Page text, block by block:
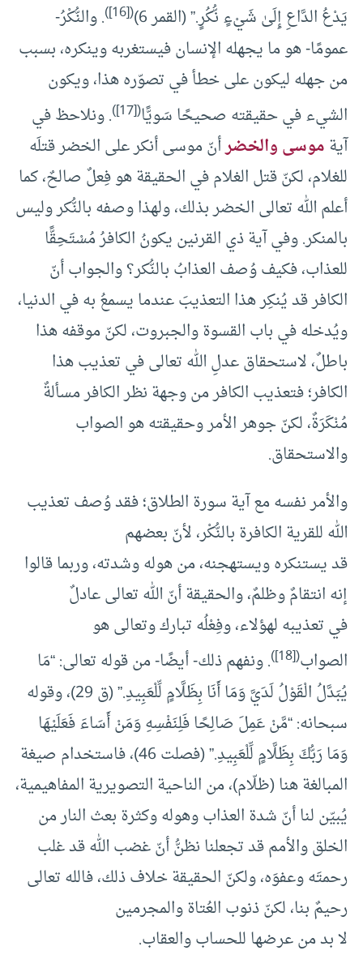
يَدْعُ الدَّاعِ إِلَىٰ شَيْءٍ نُّكُرٍ.” (القمر 6)
(
[16]
). والنُّكْرُ-
عمومًا- هو ما يجهله الإنسان فيستغربه وينكره، بسبب
من جهله ليكون على خطأ في تصوّره هذا، ويكون
الشيء في حقيقته صحيحًا سَويًّا(
[17]
). ونلاحظ في
آيةموسى والخضرأنّ موسى أنكر على الخضر قتلَه
للغلام، لكنّ قتل الغلام في الحقيقة هو فِعلٌ صالحٌ، كما
أعلم الله تعالى الخضر بذلك، ولهذا وصفه بالنُّكر وليس
بالمنكر. وفي آية ذي القرنين يكونُ الكافرُ مُسْتَحِقًّا
للعذاب، فكيف وُصف العذابُ بالنُّكر؟ والجواب أنّ
الكافر قد يُنكِر هذا التعذيبَ عندما يسمعُ به في الدنيا،
ويُدخله في باب القسوة والجبروت، لكنّ موقفه هذا
باطلٌ، لاستحقاق عدلِ الله تعالى في تعذيب هذا
الكافر؛ فتعذيب الكافر من وجهة نظر الكافر مسألةٌ
مُنْكَرَةٌ، لكنّ جوهر الأمر وحقيقته هو الصواب
والاستحقاق.
والأمر نفسه مع آية سورة الطلاق؛ فقد وُصف تعذيب
الله للقرية الكافرة بالنُّكْر، لأنّ بعضهم
قد يستنكره ويستهجنه، من هوله وشدته، وربما قالوا
إنه انتقامٌ وظلمٌ، والحقيقة أنّ الله تعالى عادلٌ
في تعذيبه لهؤلاء، وفِعْلُه تبارك وتعالى هو
الصواب(
[18]
). ونفهم ذلك- أيضًا- من قوله تعالى: “مَا
يُبَدَّلُ الْقَوْلُ لَدَيَّ وَمَا أَنَا بِظَلَّامٍ لِّلْعَبِيدِ.” (ق 29)، وقوله
سبحانه: “مَّنْ عَمِلَ صَالِحًا فَلِنَفْسِهِ وَمَنْ أَسَاءَ فَعَلَيْهَا
وَمَا رَبُّكَ بِظَلَّامٍ لِّلْعَبِيدِ.” (فصلت 46)، فاستخدام صيغة
المبالغة هنا (ظلّام)، من الناحية التصويرية المفاهيمية،
يُبيّن لنا أنّ شدة العذاب وهوله وكثرة بعث النار من
الخلق والأمم قد تجعلنا نظنُّ أنّ غضب الله قد غلب
رحمتَه وعفوَه، ولكنّ الحقيقة خلاف ذلك، فالله تعالى
رحيمٌ بنا، لكنّ ذنوب العُتاة والمجرمين
لا بد من عرضها للحساب والعقاب.